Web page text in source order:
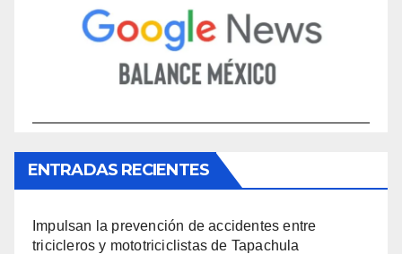
ENTRADAS RECIENTES
Impulsan la prevención de accidentes entre
tricicleros y mototriciclistas de Tapachula